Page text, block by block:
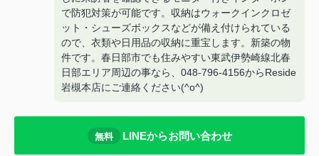
で防犯対策が可能です。収納はウォークインクロゼ
ット・シューズボックスなどが備え付けられている
ので、衣類や日用品の収納に重宝します。新築の物
件です。春日部市でも住みやすい東武伊勢崎線北春
日部エリア周辺の事なら、048-796-4156からReside
岩槻本店にご連絡ください(^o^)
無料 LINEからお問い合わせ